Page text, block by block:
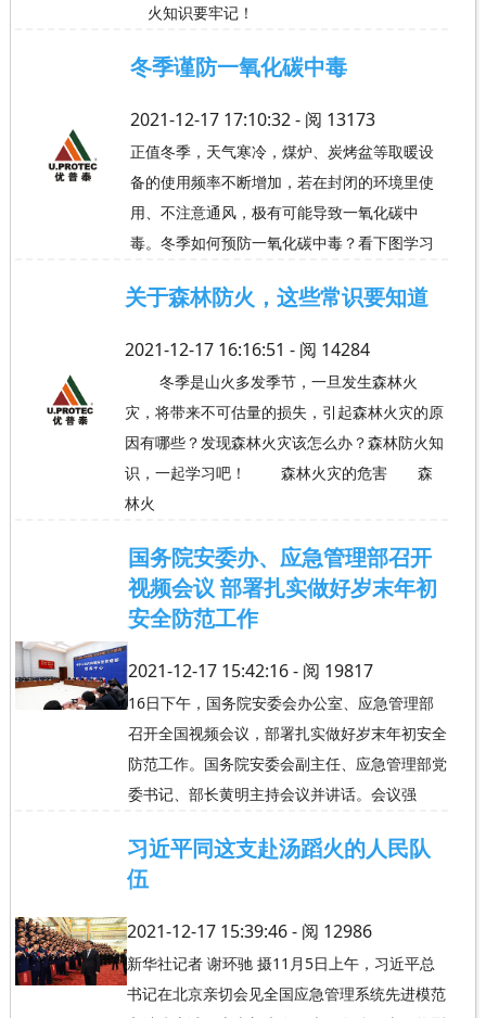
火知识要牢记！
冬季谨防一氧化碳中毒
2021-12-17 17:10:32 - 阅 13173
正值冬季，天气寒冷，煤炉、炭烤盆等取暖设
备的使用频率不断增加，若在封闭的环境里使
用、不注意通风，极有可能导致一氧化碳中
毒。冬季如何预防一氧化碳中毒？看下图学习
关于森林防火，这些常识要知道
2021-12-17 16:16:51 - 阅 14284
冬季是山火多发季节，一旦发生森林火
灾，将带来不可估量的损失，引起森林火灾的原
因有哪些？发现森林火灾该怎么办？森林防火知
识，一起学习吧！ ​​森林火灾的危害 森
林火
国务院安委办、应急管理部召开
视频会议 部署扎实做好岁末年初
安全防范工作
2021-12-17 15:42:16 - 阅 19817
16日下午，国务院安委会办公室、应急管理部
召开全国视频会议，部署扎实做好岁末年初安全
防范工作。国务院安委会副主任、应急管理部党
委书记、部长黄明主持会议并讲话。会议强
习近平同这支赴汤蹈火的人民队
伍
2021-12-17 15:39:46 - 阅 12986
新华社记者 谢环驰 摄11月5日上午，习近平总
书记在北京亲切会见全国应急管理系统先进模范